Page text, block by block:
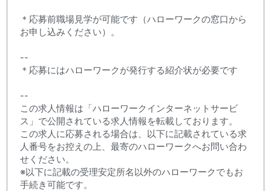
＊応募前職場見学が可能です（ハローワークの窓口から
お申し込みください）。
--
＊応募にはハローワークが発行する紹介状が必要です
--
この求人情報は「ハローワークインターネットサービ
ス」で公開されている求人情報を転載しております。
この求人に応募される場合は、以下に記載されている求
人番号をお控えの上、最寄のハローワークへお問い合わ
せください。
※以下に記載の受理安定所名以外のハローワークでもお
手続き可能です。